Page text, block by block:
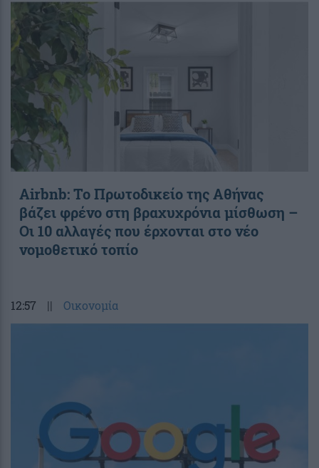
Airbnb: Το Πρωτοδικείο της Αθήνας
βάζει φρένο στη βραχυχρόνια μίσθωση –
Οι 10 αλλαγές που έρχονται στο νέο
νομοθετικό τοπίο
12:57 || Οικονομία